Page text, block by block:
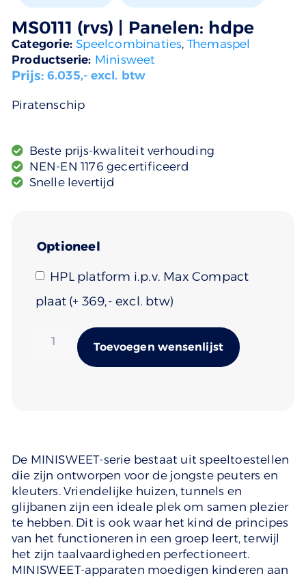
MS0111 (rvs) | Panelen: hdpe
Categorie:Speelcombinaties, Themaspel
Productserie: Minisweet
Prijs:6.035,- excl. btw
Piratenschip
Beste prijs-kwaliteit verhouding
NEN-EN 1176 gecertificeerd
Snelle levertijd
Optioneel
HPL platform i.p.v. Max Compact
plaat (+ 369 )
Toevoegen wensenlijst
De MINISWEET-serie bestaat uit speeltoestellen
die zijn ontworpen voor de jongste peuters en
kleuters. Vriendelijke huizen, tunnels en
glijbanen zijn een ideale plek om samen plezier
te hebben. Dit is ook waar het kind de principes
van het functioneren in een groep leert, terwijl
het zijn taalvaardigheden perfectioneert.
MINISWEET-apparaten moedigen kinderen aan